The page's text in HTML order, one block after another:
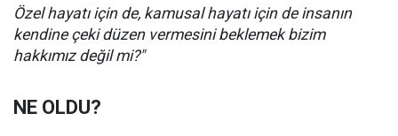
Özel hayatı için de, kamusal hayatı için de insanın
kendine çeki düzen vermesini beklemek bizim
hakkımız değil mi?"
NE OLDU?